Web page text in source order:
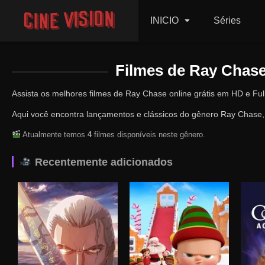
INICIO Séries
Filmes de Ray
Assista os melhores filmes de Ray Chase online grátis em HD e
Aqui você encontra lançamentos e clássicos do gênero Ray
Atualmente temos 4filmes disponíveis neste gênero.
Recentemente adicionados